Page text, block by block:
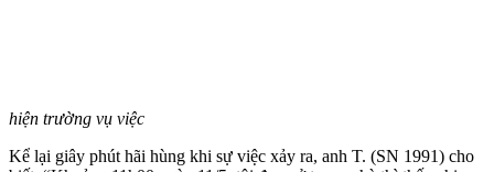
hiện trường vụ việc
Kể lại giây phút hãi hùng khi sự việc xảy ra, anh T. (SN 1991) cho